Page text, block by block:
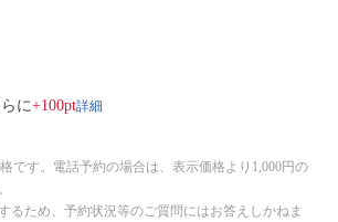
に+100pt詳細
です。電話予約の場合は、表示価格より1,000円の
るため、予約状況等のご質問にはお答えしかねま